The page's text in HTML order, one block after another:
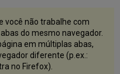
você não trabalhe com
do mesmo navegador.
em múltiplas abas,
diferente (p.ex.:
no Firefox).